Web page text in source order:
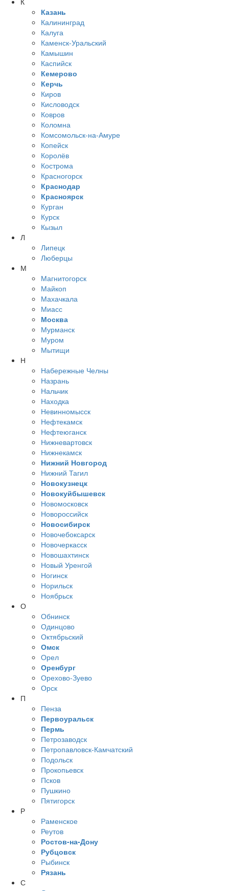
Казань
Калининград
Калуга
Каменск-Уральский
Камышин
Каспийск
Кемерово
Керчь
Киров
Кисловодск
Ковров
Коломна
Комсомольск-на-Амуре
Копейск
Королёв
Кострома
Красногорск
Краснодар
Красноярск
Курган
Курск
Кызыл
Л
Липецк
Люберцы
М
Магнитогорск
Майкоп
Махачкала
Миасс
Москва
Мурманск
Муром
Мытищи
Н
Набережные Челны
Назрань
Нальчик
Находка
Невинномысск
Нефтекамск
Нефтеюганск
Нижневартовск
Нижнекамск
Нижний Новгород
Нижний Тагил
Новокузнецк
Новокуйбышевск
Новомосковск
Новороссийск
Новосибирск
Новочебоксарск
Новочеркасск
Новошахтинск
Новый Уренгой
Ногинск
Норильск
Ноябрьск
О
Обнинск
Одинцово
Октябрьский
Омск
Орел
Оренбург
Орехово-Зуево
Орск
П
Пенза
Первоуральск
Пермь
Петрозаводск
Петропавловск-Камчатский
Подольск
Прокопьевск
Псков
Пушкино
Пятигорск
Р
Раменское
Реутов
Ростов-на-Дону
Рубцовск
Рыбинск
Рязань
С